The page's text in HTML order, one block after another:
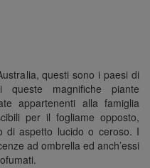
questi sono i paesi di
magnifiche piante
appartenenti alla famiglia
per il fogliame opposto,
di aspetto lucido o ceroso. I
ad ombrella ed anch’essi